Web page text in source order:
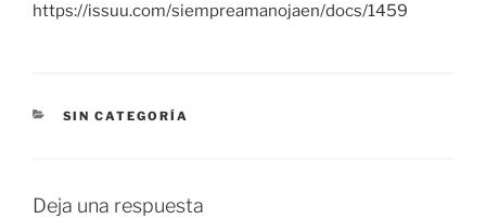
https://issuu.com/siempreamanojaen/docs/1459
CATEGORÍAS
SIN CATEGORÍA
Deja una respuesta